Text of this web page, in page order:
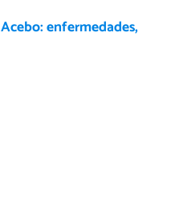
Acebo: enfermedades,